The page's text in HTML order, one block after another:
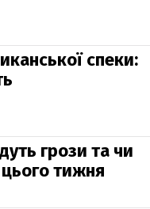
спеки:
грози та чи
тижня